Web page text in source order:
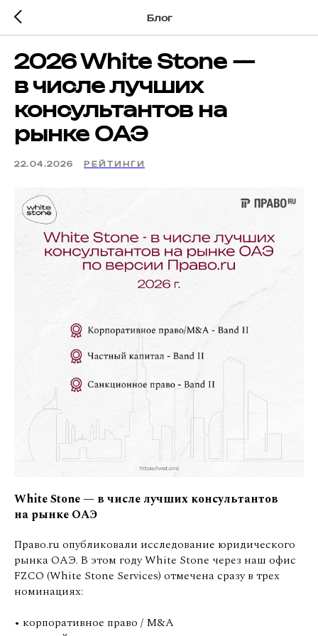
Блог
2026 White Stone —
в числе лучших
консультантов на
рынке ОАЭ
22.04.2026 РЕЙТИНГИ
White Stone — в числе лучших консультантов
на рынке ОАЭ
Право.ru опубликовали исследование юридического
рынка ОАЭ. В этом году White Stone через наш офис
FZCO (White Stone Services) отмечена сразу в трех
номинациях:
• корпоративное право / M&A